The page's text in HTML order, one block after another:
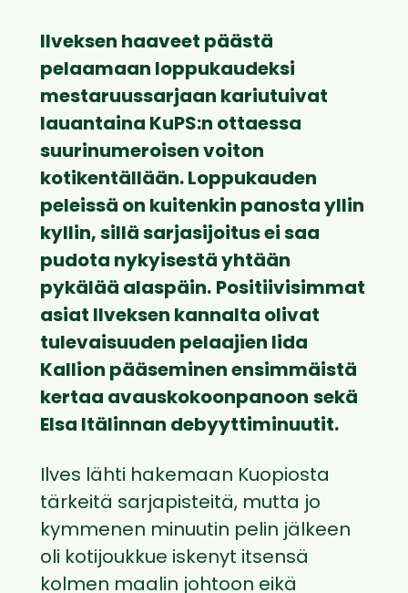
Ilveksen haaveet päästä
pelaamaan loppukaudeksi
mestaruussarjaan kariutuivat
lauantaina KuPS:n ottaessa
suurinumeroisen voiton
kotikentällään. Loppukauden
peleissä on kuitenkin panosta yllin
kyllin, sillä sarjasijoitus ei saa
pudota nykyisestä yhtään
pykälää alaspäin. Positiivisimmat
asiat Ilveksen kannalta olivat
tulevaisuuden pelaajien Iida
Kallion pääseminen ensimmäistä
kertaa avauskokoonpanoon sekä
Elsa Itälinnan debyyttiminuutit.
Ilves lähti hakemaan Kuopiosta
tärkeitä sarjapisteitä, mutta jo
kymmenen minuutin pelin jälkeen
oli kotijoukkue iskenyt itsensä
kolmen maalin johtoon eikä